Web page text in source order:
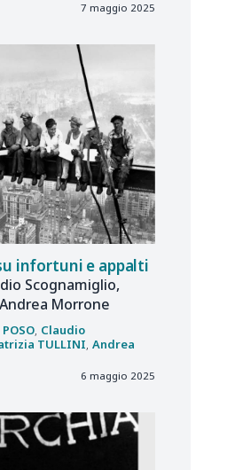
7 maggio 2025
infortuni e appalti
Scognamiglio,
Morrone
POSO Claudio
TULLINI Andrea
6 maggio 2025